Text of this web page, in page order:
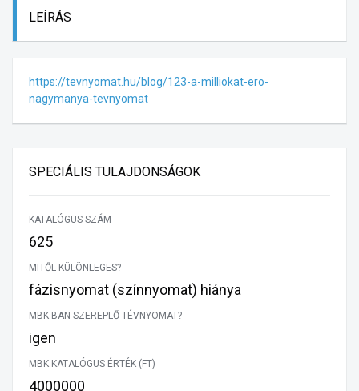
LEÍRÁS
https://tevnyomat.hu/blog/123-a-milliokat-ero-
nagymanya-tevnyomat
SPECIÁLIS TULAJDONSÁGOK
KATALÓGUS SZÁM
625
MITŐL KÜLÖNLEGES?
fázisnyomat (színnyomat) hiánya
MBK-BAN SZEREPLŐ TÉVNYOMAT?
igen
MBK KATALÓGUS ÉRTÉK (FT)
4000000